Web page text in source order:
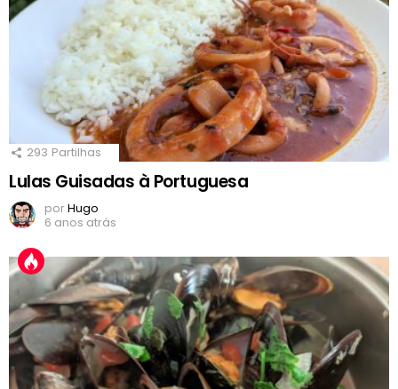
293 Partilhas
Lulas Guisadas à Portuguesa
porHugo
6 anos atrás